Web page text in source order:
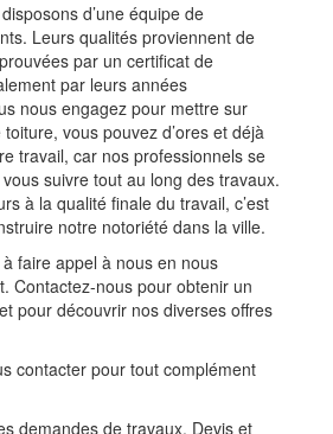
d’une équipe de
Leurs qualités proviennent de
par un certificat de
par leurs années
nous engagez pour mettre sur
vous pouvez d’ores et déjà
travail, car nos professionnels se
suivre tout au long des travaux.
à la qualité finale du travail, c’est
notre notoriété dans la ville.
à faire appel à nous en nous
Contactez-nous pour obtenir un
pour découvrir nos diverses offres
contacter pour tout complément
demandes de travaux. Devis et